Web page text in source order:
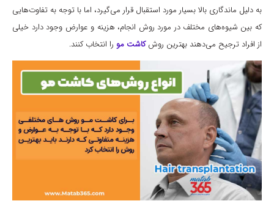
به دلیل ماندگاری بالا بسیار مورد استقبال قرار می‌گیرد، اما با توجه به تفاوت‌هایی
که بین شیوه‌های مختلف در مورد روش انجام، هزینه و عوارض وجود دارد خیلی
از افراد ترجیح می‌دهند بهترین روشکاشت مو را انتخاب کنند.